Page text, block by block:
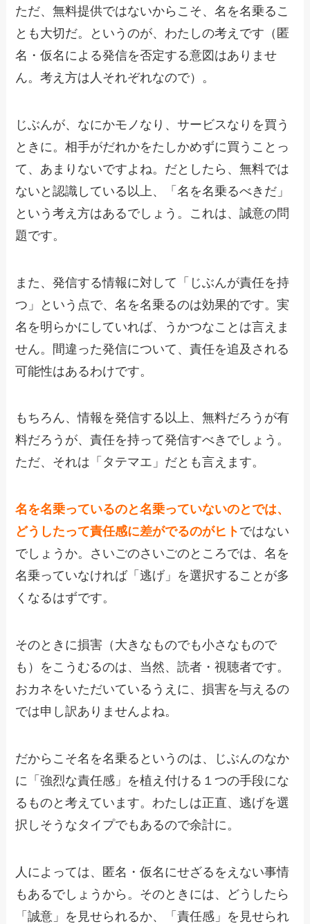
ただ、無料提供ではないからこそ、名を名乗るこ
とも大切だ。というのが、わたしの考えです（匿
名・仮名による発信を否定する意図はありませ
ん。考え方は人それぞれなので）。
じぶんが、なにかモノなり、サービスなりを買う
ときに。相手がだれかをたしかめずに買うことっ
て、あまりないですよね。だとしたら、無料では
ないと認識している以上、「名を名乗るべきだ」
という考え方はあるでしょう。これは、誠意の問
題です。
また、発信する情報に対して「じぶんが責任を持
つ」という点で、名を名乗るのは効果的です。実
名を明らかにしていれば、うかつなことは言えま
せん。間違った発信について、責任を追及される
可能性はあるわけです。
もちろん、情報を発信する以上、無料だろうが有
料だろうが、責任を持って発信すべきでしょう。
ただ、それは「タテマエ」だとも言えます。
名を名乗っているのと名乗っていないのとでは、
どうしたって責任感に差がでるのがヒト ではない
でしょうか。さいごのさいごのところでは、名を
名乗っていなければ「逃げ」を選択することが多
くなるはずです。
そのときに損害（大きなものでも小さなもので
も）をこうむるのは、当然、読者・視聴者です。
おカネをいただいているうえに、損害を与えるの
では申し訳ありませんよね。
だからこそ名を名乗るというのは、じぶんのなか
に「強烈な責任感」を植え付ける１つの手段にな
るものと考えています。わたしは正直、逃げを選
択しそうなタイプでもあるので余計に。
人によっては、匿名・仮名にせざるをえない事情
もあるでしょうから。そのときには、どうしたら
「誠意」を見せられるか、「責任感」を見せられ